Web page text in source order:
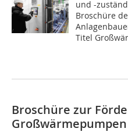
und -
Broschüre
Titel
Broschüre zur
Großwärmepumpen